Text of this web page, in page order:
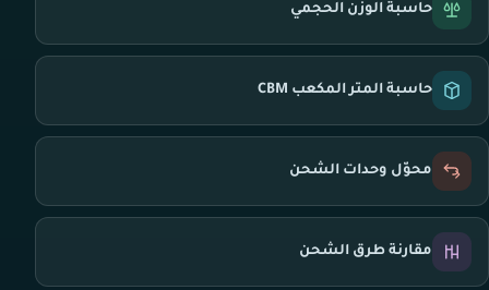
حاسبة الوزن الحجمي
حاسبة المتر المكعب CBM
محوّل وحدات الشحن
مقارنة طرق الشحن